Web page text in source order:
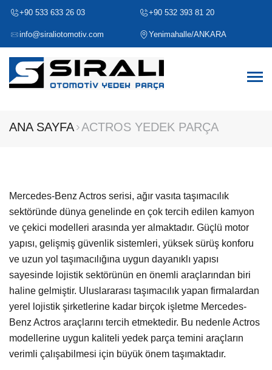
+90 533 633 26 03 +90 532 393 81 20
info@siraliotomotiv.com Yenimahalle/ANKARA
ANA SAYFA ACTROS YEDEK PARÇA
Mercedes-Benz Actros serisi, ağır vasıta taşımacılık
sektöründe dünya genelinde en çok tercih edilen kamyon
ve çekici modelleri arasında yer almaktadır. Güçlü motor
yapısı, gelişmiş güvenlik sistemleri, yüksek sürüş konforu
ve uzun yol taşımacılığına uygun dayanıklı yapısı
sayesinde lojistik sektörünün en önemli araçlarından biri
haline gelmiştir. Uluslararası taşımacılık yapan firmalardan
yerel lojistik şirketlerine kadar birçok işletme Mercedes-
Benz Actros araçlarını tercih etmektedir. Bu nedenle Actros
modellerine uygun kaliteli yedek parça temini araçların
verimli çalışabilmesi için büyük önem taşımaktadır.